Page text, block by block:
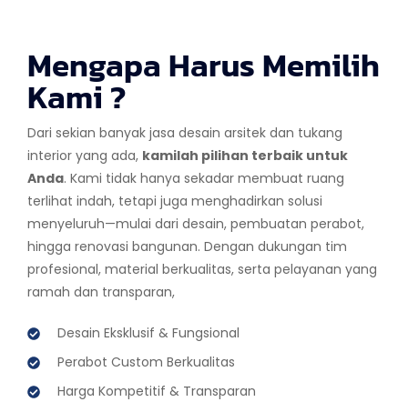
Mengapa Harus Memilih
Kami ?
Dari sekian banyak jasa desain arsitek dan tukang
interior yang ada, kamilah pilihan terbaik untuk
Anda. Kami tidak hanya sekadar membuat ruang
terlihat indah, tetapi juga menghadirkan solusi
menyeluruh—mulai dari desain, pembuatan perabot,
hingga renovasi bangunan. Dengan dukungan tim
profesional, material berkualitas, serta pelayanan yang
ramah dan transparan,
Desain Eksklusif & Fungsional
Perabot Custom Berkualitas
Harga Kompetitif & Transparan